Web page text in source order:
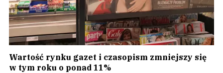
Wartość rynku gazet i czasopism zmniejszy się
w tym roku o ponad 11%